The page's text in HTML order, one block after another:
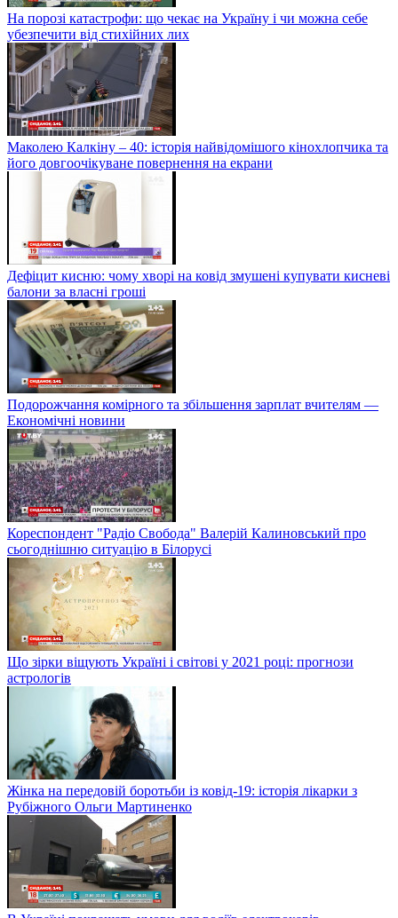
На порозі катастрофи: що чекає на Україну і чи можна себе
убезпечити від стихійних лих
Маколею Калкіну – 40: історія найвідомішого кінохлопчика та
його довгоочікуване повернення на екрани
Дефіцит кисню: чому хворі на ковід змушені купувати кисневі
балони за власні гроші
Подорожчання комірного та збільшення зарплат вчителям —
Економічні новини
Кореспондент "Радіо Свобода" Валерій Калиновський про
сьогоднішню ситуацію в Білорусі
Що зірки віщують Україні і світові у 2021 році: прогнози
астрологів
Жінка на передовій боротьби із ковід-19: історія лікарки з
Рубіжного Ольги Мартиненко